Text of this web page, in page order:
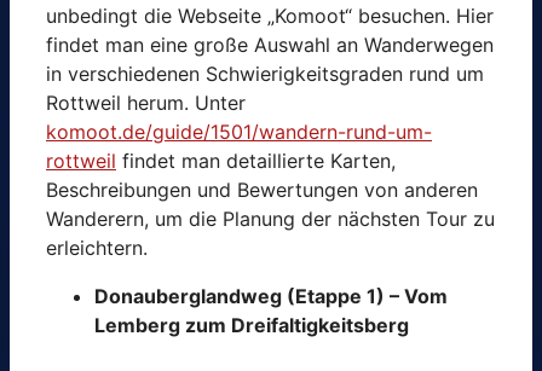
unbedingt die Webseite „Komoot“ besuchen. Hier
findet man eine große Auswahl an Wanderwegen
in verschiedenen Schwierigkeitsgraden rund um
Rottweil herum. Unter
komoot.de/guide/1501/wandern-rund-um-
rottweil findet man detaillierte Karten,
Beschreibungen und Bewertungen von anderen
Wanderern, um die Planung der nächsten Tour zu
erleichtern.
Donauberglandweg (Etappe 1) – Vom
Lemberg zum Dreifaltigkeitsberg